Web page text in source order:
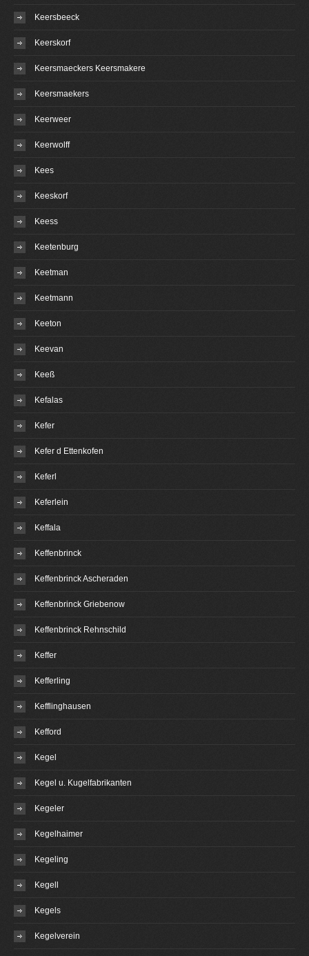
Keersbeeck
Keerskorf
Keersmaeckers Keersmakere
Keersmaekers
Keerweer
Keerwolff
Kees
Keeskorf
Keess
Keetenburg
Keetman
Keetmann
Keeton
Keevan
Keeß
Kefalas
Kefer
Kefer d Ettenkofen
Keferl
Keferlein
Keffala
Keffenbrinck
Keffenbrinck Ascheraden
Keffenbrinck Griebenow
Keffenbrinck Rehnschild
Keffer
Kefferling
Kefflinghausen
Kefford
Kegel
Kegel u. Kugelfabrikanten
Kegeler
Kegelhaimer
Kegeling
Kegell
Kegels
Kegelverein